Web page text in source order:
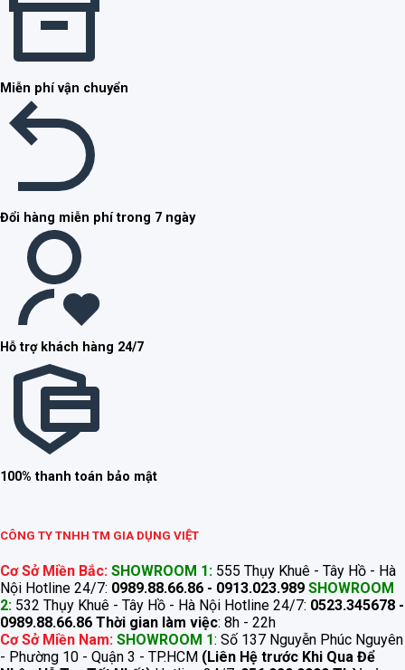
Miễn phí vận chuyển
Đổi hàng miễn phí trong 7 ngày
Hỗ trợ khách hàng 24/7
100% thanh toán bảo mật
CÔNG TY TNHH TM GIA DỤNG VIỆT
Cơ Sở Miền Bắc: SHOWROOM 1: 555 Thụy Khuê - Tây Hồ - Hà
Nội Hotline 24/7: 0989.88.66.86 - 0913.023.989 SHOWROOM
2: 532 Thụy Khuê - Tây Hồ - Hà Nội Hotline 24/7: 0523.345678 -
0989.88.66.86 Thời gian làm việc: 8h - 22h
Cơ Sở Miền Nam: SHOWROOM 1: Số 137 Nguyễn Phúc Nguyên
- Phường 10 - Quận 3 - TP.HCM (Liên Hệ trước Khi Qua Để